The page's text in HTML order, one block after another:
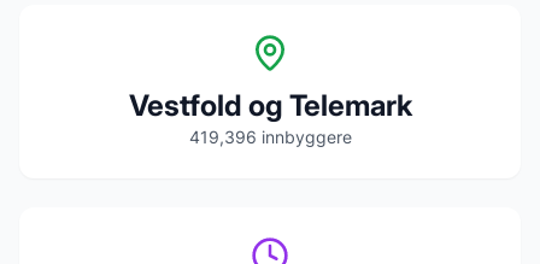
Vestfold og Telemark
419,396 innbyggere